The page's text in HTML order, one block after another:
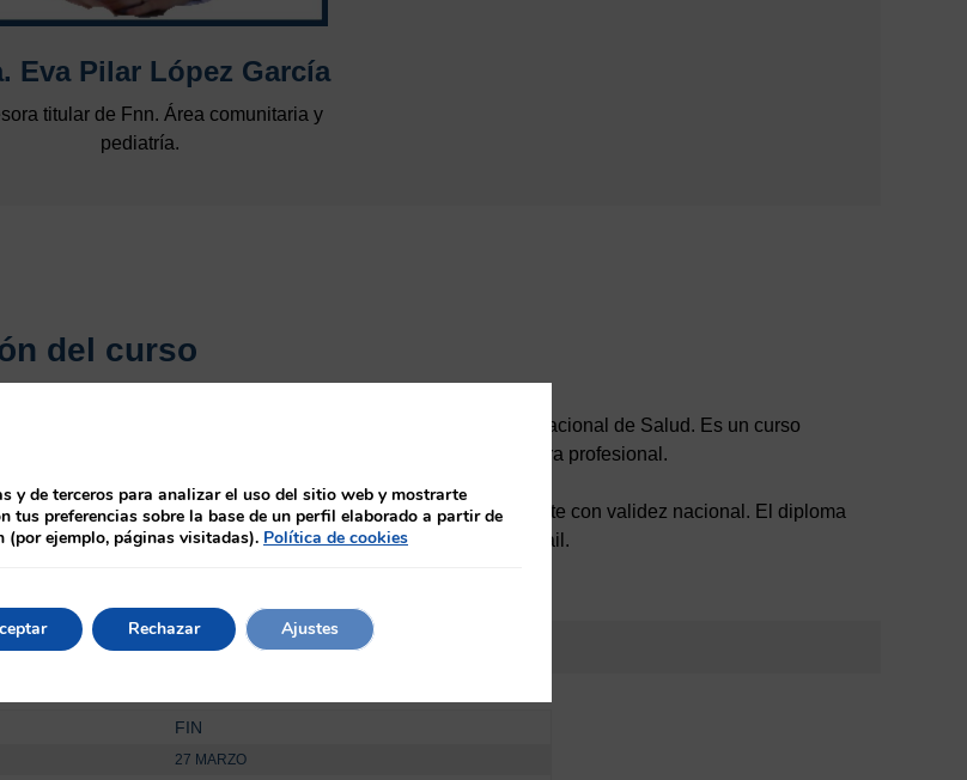
Eva Pilar López García
titular de Fnn. Área comunitaria y
pediatría.
del curso
por la Comisión de Formación Continuada del Sistema Nacional de Salud. Es un curso
para oposiciones, traslados, bolsas de trabajo y para la carrera profesional.
del curso, recibirá el diploma con la acreditación correspondiente con validez nacional. El diploma
Una vez realizada la emisión le informaremos vía mail.
FIN
27 MARZO
y de terceros para analizar el uso del sitio web y mostrarte
tus preferencias sobre la base de un perfil elaborado a partir de
(por ejemplo, páginas visitadas). Política de cookies
Rechazar Ajustes